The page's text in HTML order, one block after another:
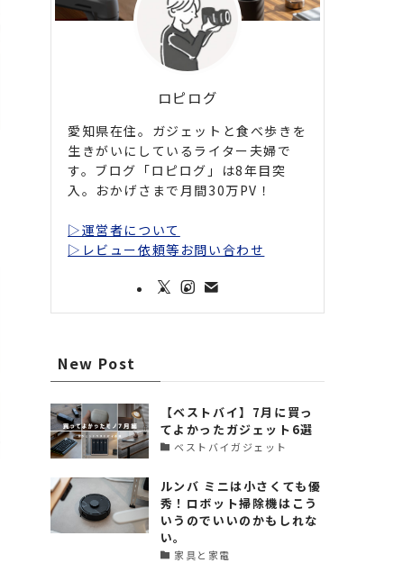
ロピログ
愛知県在住。ガジェットと食べ歩きを
生きがいにしているライター夫婦で
す。ブログ「ロピログ」は8年目突
入。おかげさまで月間30万PV！
▷運営者について
▷レビュー依頼等お問い合わせ
New Post
【ベストバイ】7月に買っ
てよかったガジェット6選
ベストバイガジェット
ルンバ ミニは小さくても優
秀！ロボット掃除機はこう
いうのでいいのかもしれな
い。
家具と家電